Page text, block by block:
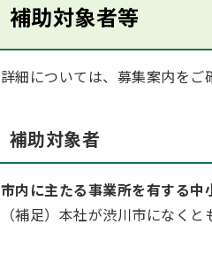
補助対象者等
詳細については、募集案内をご
補助対象者
市内に主たる事業所を有する中
（補足）本社が渋川市になく